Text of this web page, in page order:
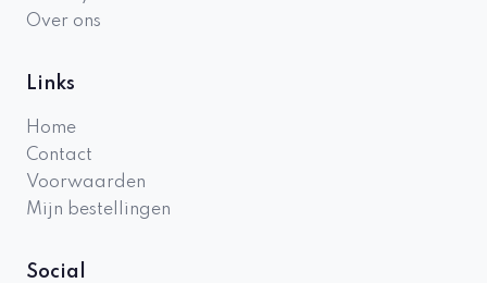
Over ons
Links
Home
Contact
Voorwaarden
Mijn bestellingen
Social